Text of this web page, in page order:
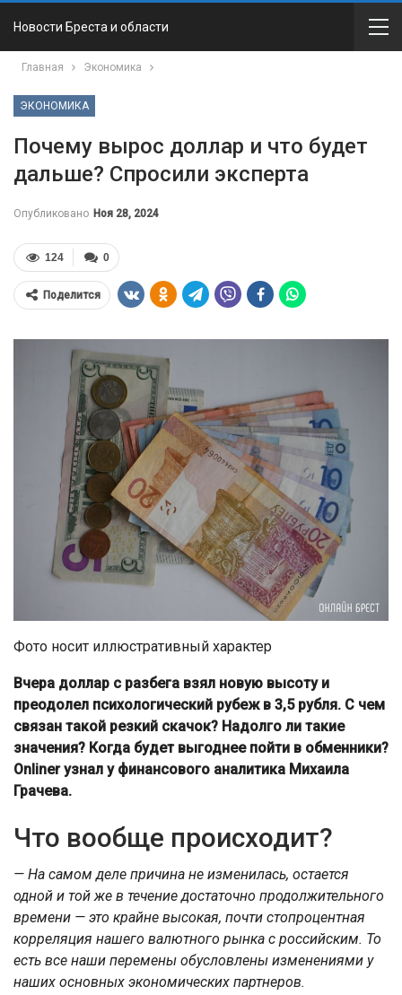
Новости Бреста и области
Главная Экономика
ЭКОНОМИКА
Почему вырос доллар и что будет
дальше? Спросили эксперта
Опубликовано Ноя 28, 2024
0
124
Поделится
Фото носит иллюстративный характер
Вчера доллар с разбега взял новую высоту и
преодолел психологический рубеж в 3,5 рубля. С чем
связан такой резкий скачок? Надолго ли такие
значения? Когда будет выгоднее пойти в обменники?
Onliner узнал у финансового аналитика Михаила
Грачева.
Что вообще происходит?
— На самом деле причина не изменилась, остается
одной и той же в течение достаточно продолжительного
времени — это крайне высокая, почти стопроцентная
корреляция нашего валютного рынка с российским. То
есть все наши перемены обусловлены изменениями у
наших основных экономических партнеров.